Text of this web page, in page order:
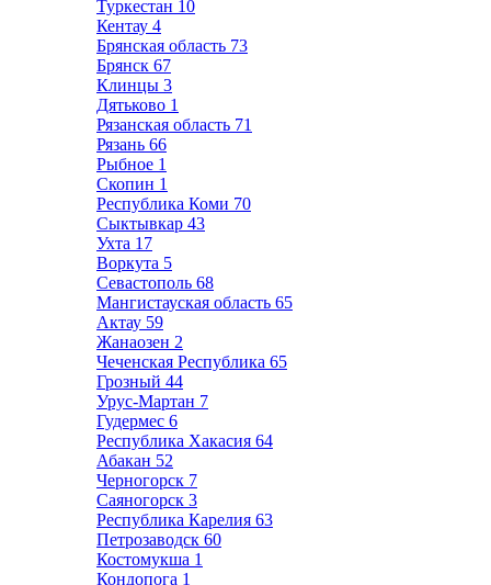
Туркестан 10
Кентау 4
Брянская область 73
Брянск 67
Клинцы 3
Дятьково 1
Рязанская область 71
Рязань 66
Рыбное 1
Скопин 1
Республика Коми 70
Сыктывкар 43
Ухта 17
Воркута 5
Севастополь 68
Мангистауская область 65
Актау 59
Жанаозен 2
Чеченская Республика 65
Грозный 44
Урус-Мартан 7
Гудермес 6
Республика Хакасия 64
Абакан 52
Черногорск 7
Саяногорск 3
Республика Карелия 63
Петрозаводск 60
Костомукша 1
Кондопога 1